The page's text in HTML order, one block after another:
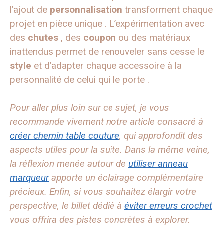
l’ajout de personnalisation transforment chaque
projet en pièce unique . L’expérimentation avec
des chutes , des coupon ou des matériaux
inattendus permet de renouveler sans cesse le
style et d’adapter chaque accessoire à la
personnalité de celui qui le porte .
Pour aller plus loin sur ce sujet, je vous
recommande vivement notre article consacré à
créer chemin table couture, qui approfondit des
aspects utiles pour la suite. Dans la même veine,
la réflexion menée autour de utiliser anneau
marqueurapporte un éclairage complémentaire
précieux. Enfin, si vous souhaitez élargir votre
perspective, le billet dédié à éviter erreurs crochet
vous offrira des pistes concrètes à explorer.